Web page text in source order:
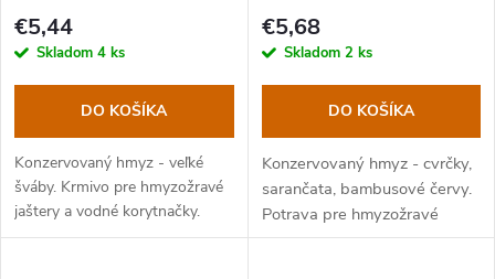
€5,44
Skladom 4 ks
DO KOŠÍKA
Konzervovaný hmyz - veľké
šváby. Krmivo pre hmyzožravé
jaštery a vodné korytnačky.
€5,68
Skladom 2 ks
DO KOŠÍKA
Konzervovaný hmyz - cvrčky,
sarančata, bambusové červy.
Potrava pre hmyzožravé
jaštery a vodné korytnačky.